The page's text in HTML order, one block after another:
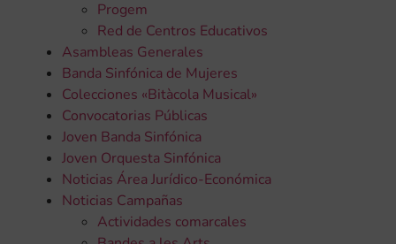
Progem
Red de Centros Educativos
Asambleas Generales
Banda Sinfónica de Mujeres
Colecciones «Bitàcola Musical»
Convocatorias Públicas
Joven Banda Sinfónica
Joven Orquesta Sinfónica
Noticias Área Jurídico-Económica
Noticias Campañas
Actividades comarcales